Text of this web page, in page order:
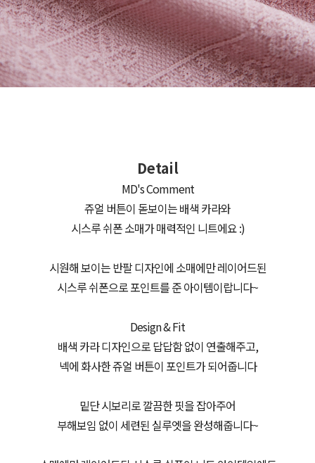
Detail
MD's Comment
쥬얼 버튼이 돋보이는 배색 카라와
시스루 쉬폰 소매가 매력적인 니트에요 :)
시원해 보이는 반팔 디자인에 소매에만 레이어드된
시스루 쉬폰으로 포인트를 준 아이템이랍니다~
Design & Fit
배색 카라 디자인으로 답답함 없이 연출해주고,
넥에 화사한 쥬얼 버튼이 포인트가 되어줍니다
밑단 시보리로 깔끔한 핏을 잡아주어
부해보임 없이 세련된 실루엣을 완성해줍니다~